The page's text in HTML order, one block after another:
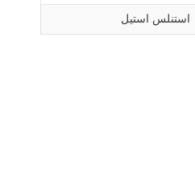
استنلس استیل